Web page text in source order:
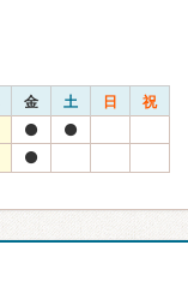
金 土 日 祝